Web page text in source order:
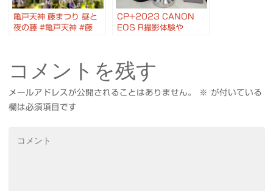
亀戸天神 藤まつり 昼と
夜の藤 #亀戸天神 #藤
CP+2023 CANON
EOS R撮影体験や
コメントを残す
メールアドレスが公開されることはありません。 ※ が付いている
欄は必須項目です